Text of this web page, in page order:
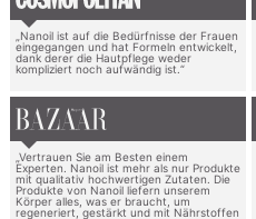
„Nanoil ist auf die Bedürfnisse der Frauen
eingegangen und hat Formeln entwickelt,
dank derer die Hautpflege weder
kompliziert noch aufwändig ist.“
„Vertrauen Sie am Besten einem
Experten. Nanoil ist mehr als nur Produkte
mit qualitativ hochwertigen Zutaten. Die
Produkte von Nanoil liefern unserem
Körper alles, was er braucht, um
regeneriert, gestärkt und mit Nährstoffen